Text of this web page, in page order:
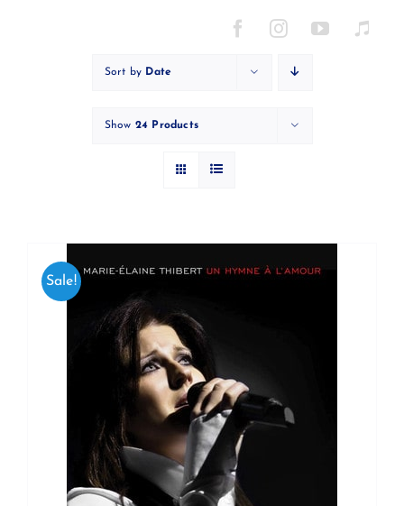
Sort by Date
Show 24 Products
Sale!